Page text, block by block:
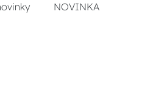
NOVINKA